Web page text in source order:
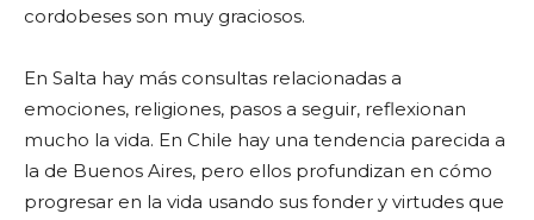
cordobeses son muy graciosos.
En Salta hay más consultas relacionadas a
emociones, religiones, pasos a seguir, reflexionan
mucho la vida. En Chile hay una tendencia parecida a
la de Buenos Aires, pero ellos profundizan en cómo
progresar en la vida usando sus fonder y virtudes que